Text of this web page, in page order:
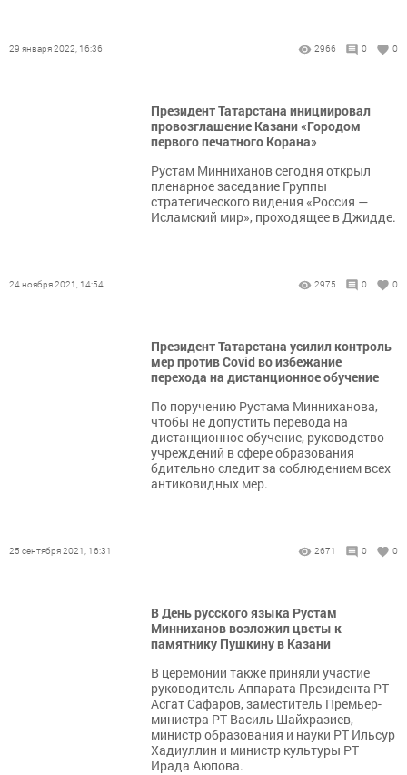
29 января 2022, 16:36 2966 0 0
​​​​​​​Президент Татарстана инициировал
провозглашение Казани «Городом
первого печатного Корана»
​​​​​​​Рустам Минниханов сегодня открыл
пленарное заседание Группы
стратегического видения «Россия —
Исламский мир», проходящее в Джидде.
24 ноября 2021, 14:54 2975 0 0
Президент Татарстана усилил контроль
мер против Covid во избежание
перехода на дистанционное обучение
​​​​​​​По поручению Рустама Минниханова,
чтобы не допустить перевода на
дистанционное обучение, руководство
учреждений в сфере образования
бдительно следит за соблюдением всех
антиковидных мер.
25 сентября 2021, 16:31 2671 0 0
В День русского языка Рустам
Минниханов возложил цветы к
памятнику Пушкину в Казани
В церемонии также приняли участие
руководитель Аппарата Президента РТ
Асгат Сафаров, заместитель Премьер-
министра РТ Василь Шайхразиев,
министр образования и науки РТ Ильсур
Хадиуллин и министр культуры РТ
Ирада Аюпова.